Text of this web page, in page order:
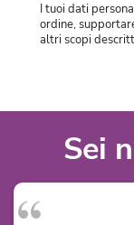
I tuoi dati
ordine,
altri scopi
Sei